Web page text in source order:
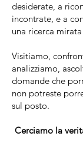
desiderate, a
incontrate, e a
una ricerca
Visitiamo,
analizziamo,
domande che
non potreste
sul posto.
Cerciamo la